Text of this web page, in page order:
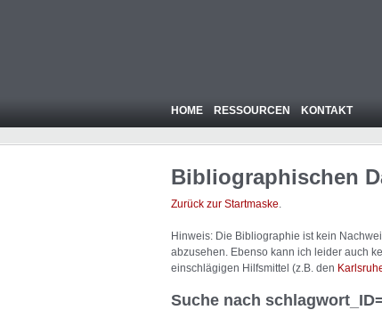
HOME RESSOURCEN KONTAKT
Bibliographischen
Zurück zur Startmaske.
Hinweis: Die Bibliographie ist kein
abzusehen. Ebenso kann ich leider auch
einschlägigen Hilfsmittel (z.B. den
Suche nach